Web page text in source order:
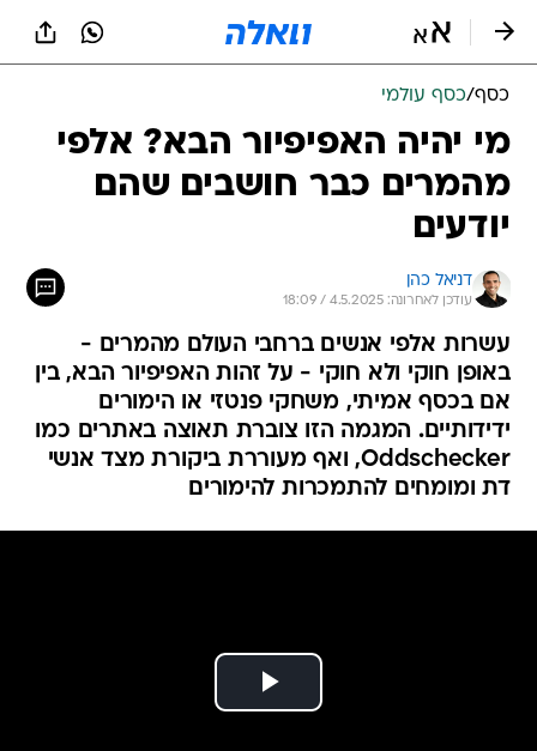
כסף/כסף עולמי
מי יהיה האפיפיור הבא? אלפי
מהמרים כבר חושבים שהם
יודעים
דניאל כהן
עודכן לאחרונה: 4.5.2025 / 18:09
עשרות אלפי אנשים ברחבי העולם מהמרים -
באופן חוקי ולא חוקי - על זהות האפיפיור הבא, בין
אם בכסף אמיתי, משחקי פנטזי או הימורים
ידידותיים. המגמה הזו צוברת תאוצה באתרים כמו
Oddschecker, ואף מעוררת ביקורת מצד אנשי
דת ומומחים להתמכרות להימורים